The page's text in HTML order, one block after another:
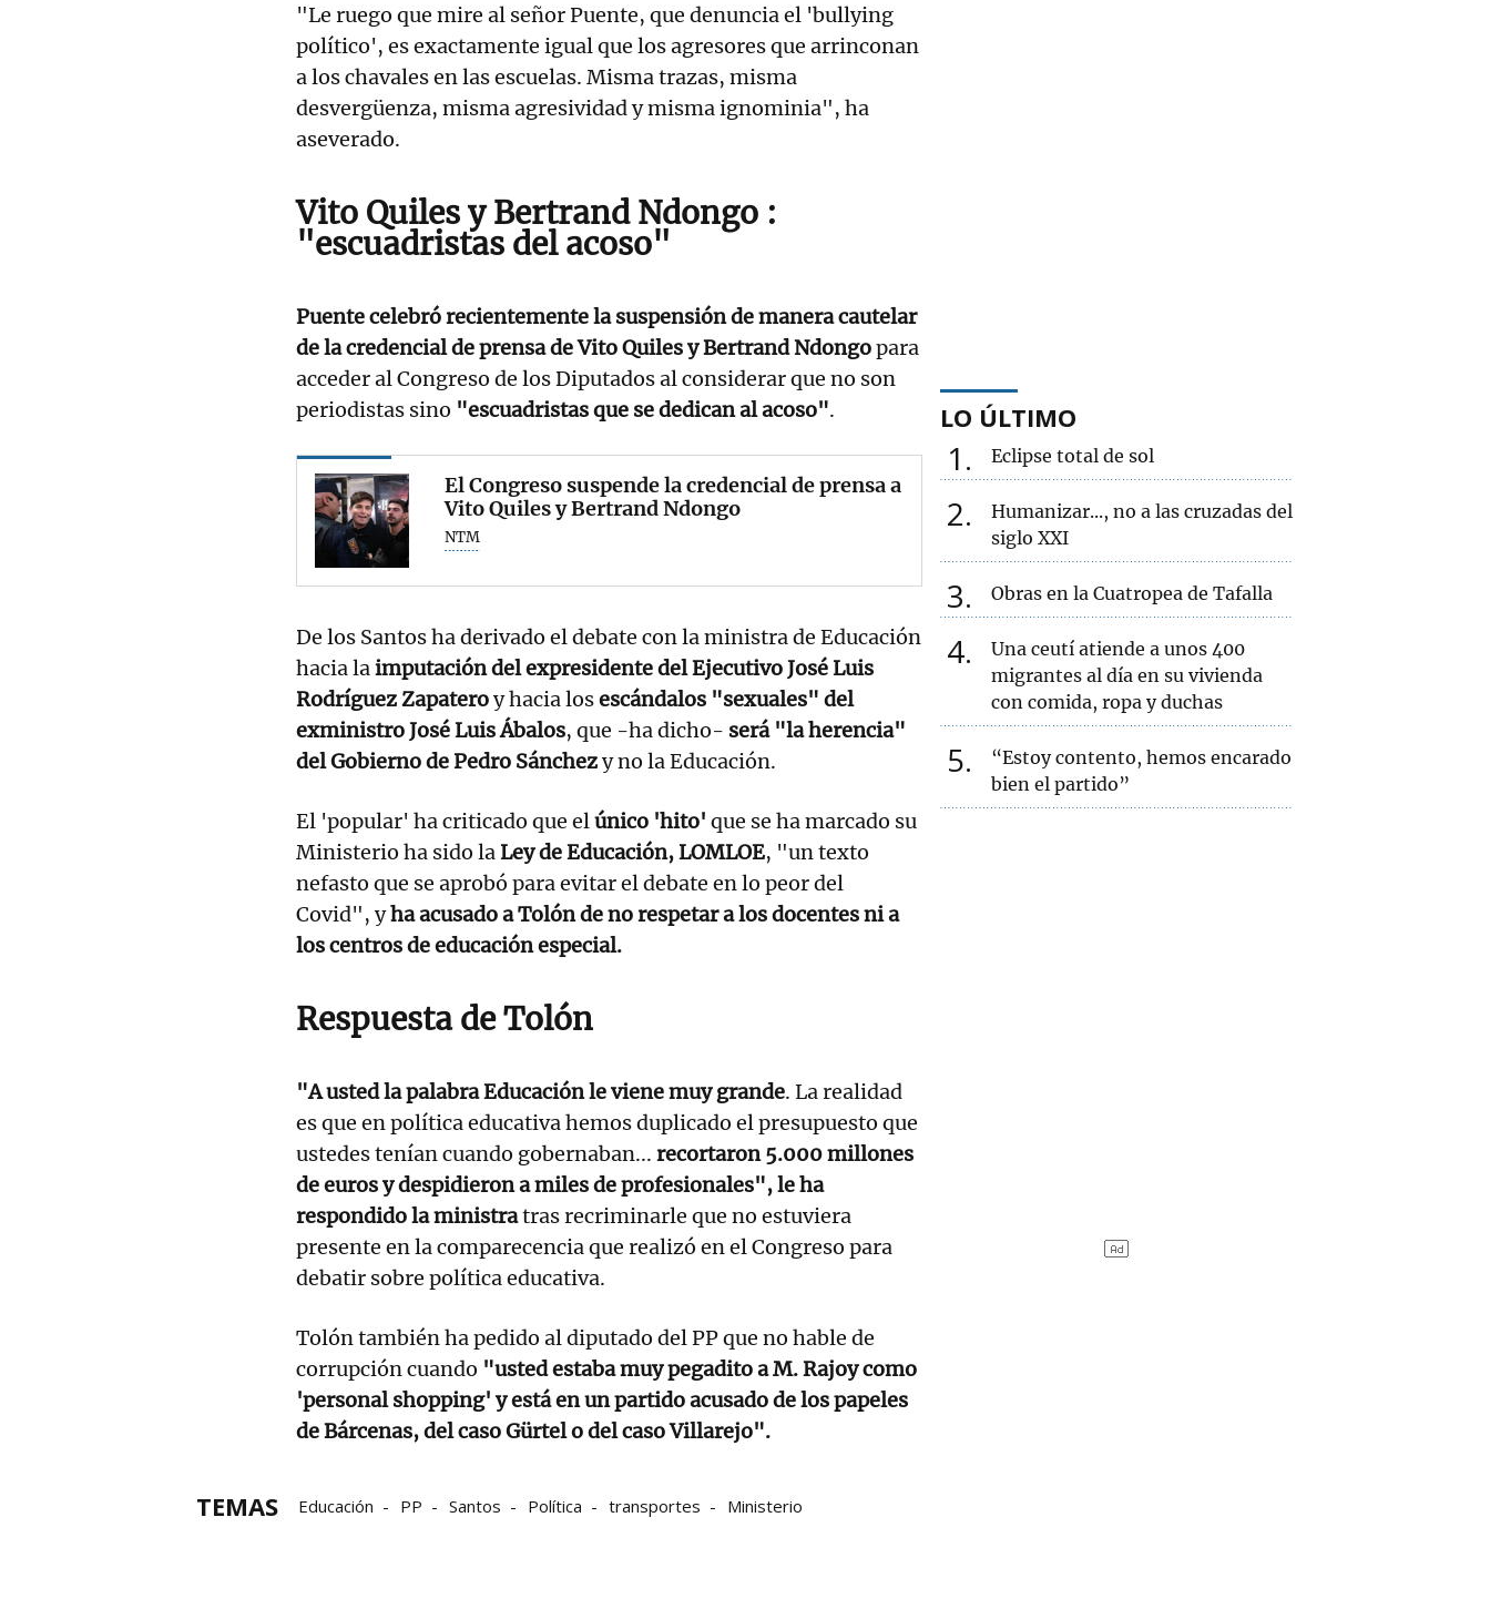
"Le ruego que mire al señor Puente, que denuncia el 'bullying
político', es exactamente igual que los agresores que arrinconan
a los chavales en las escuelas. Misma trazas, misma
desvergüenza, misma agresividad y misma ignominia", ha
aseverado.
Vito Quiles y Bertrand Ndongo :
"escuadristas del acoso"
Puente celebró recientemente la suspensión de manera cautelar
de la credencial de prensa de Vito Quiles y Bertrand Ndongopara
acceder al Congreso de los Diputados al considerar que no son
periodistas sino "escuadristas que se dedican al acoso".
El Congreso suspende la credencial de prensa a
Vito Quiles y Bertrand Ndongo
NTM
De los Santos ha derivado el debate con la ministra de Educación
hacia laimputación del expresidente del Ejecutivo José Luis
Rodríguez Zapateroy hacia losescándalos "sexuales" del
exministro José Luis Ábalos, que -ha dicho- será "la herencia"
del Gobierno de Pedro Sánchezy no la Educación.
El 'popular' ha criticado que elúnico 'hito' que se ha marcado su
Ministerio ha sido laLey de Educación, LOMLOE, "un texto
nefasto que se aprobó para evitar el debate en lo peor del
Covid", yha acusado a Tolón de no respetar a los docentes ni a
los centros de educación especial.
Respuesta de Tolón
"A usted la palabra Educación le viene muy grande. La realidad
es que en política educativa hemos duplicado el presupuesto que
ustedes tenían cuando gobernaban... recortaron 5.000 millones
de euros y despidieron a miles de profesionales", le ha
respondido la ministratras recriminarle que no estuviera
presente en la comparecencia que realizó en el Congreso para
debatir sobre política educativa.
Tolón también ha pedido al diputado del PP que no hable de
corrupción cuando "usted estaba muy pegadito a M. Rajoy como
'personal shopping' y está en un partido acusado de los papeles
de Bárcenas, del caso Gürtel o del caso Villarejo".
TEMAS Educación PP Santos Política transportes Ministerio
LO ÚLTIMO
1 Eclipse total de sol
2
Humanizar..., no a las cruzadas del
siglo XXI
3 Obras en la Cuatropea de Tafalla
4
Una ceutí atiende a unos 400
migrantes al día en su vivienda
con comida, ropa y duchas
5
“Estoy contento, hemos encarado
bien el partido”